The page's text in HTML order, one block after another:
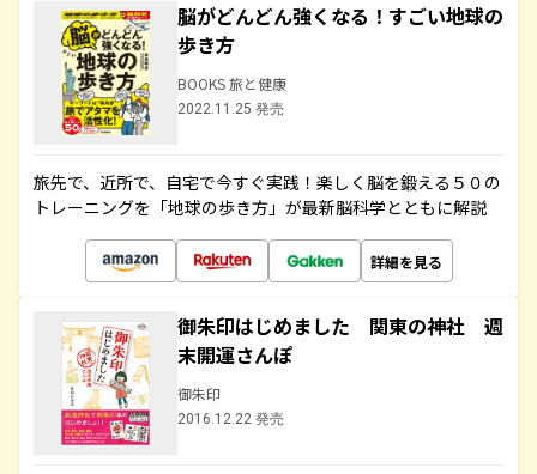
脳がどんどん強くなる！すごい地球の
歩き方
BOOKS 旅と健康
2022.11.25 発売
旅先で、近所で、自宅で今すぐ実践！楽しく脳を鍛える５０の
トレーニングを「地球の歩き方」が最新脳科学とともに解説
詳細を見る
御朱印はじめました 関東の神社 週
末開運さんぽ
御朱印
2016.12.22 発売